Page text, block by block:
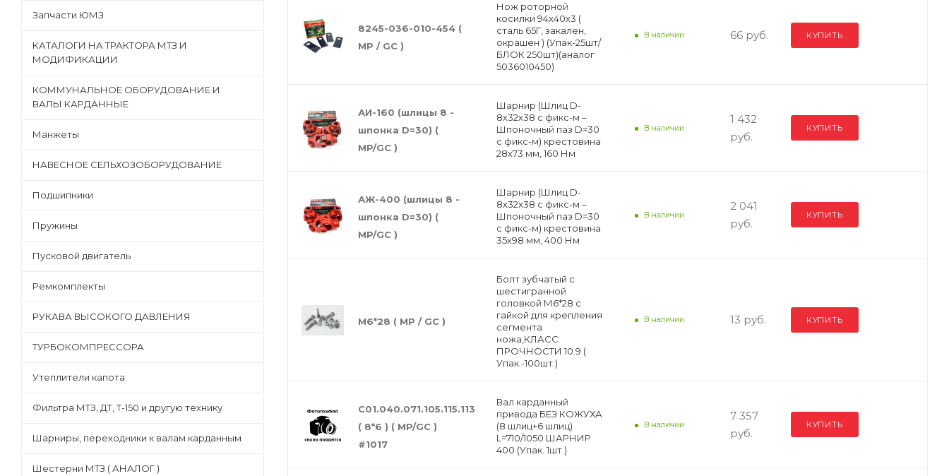
8245-036-010-454 (
MP / GC )
Нож роторной
косилки 94х40х3 (
сталь 65Г, закален,
окрашен ) (Упак-25шт/
БЛОК 250шт)(аналог
5036010450)
В наличии 66 руб. КУПИТЬ
АИ-160 (шлицы 8 -
шпонка D=30) (
MP/GC )
Шарнир (Шлиц D-
8х32х38 с фикс-м –
Шпоночный паз D=30
с фикс-м) крестовина
28х73 мм, 160 Нм
В наличии
1 432
руб.
КУПИТЬ
АЖ-400 (шлицы 8 -
шпонка D=30) (
MP/GC )
Шарнир (Шлиц D-
8х32х38 с фикс-м –
Шпоночный паз D=30
с фикс-м) крестовина
35х98 мм, 400 Нм
В наличии
2 041
руб.
КУПИТЬ
М6*28 ( МP / GC )
Болт зубчатый с
шестигранной
головкой М6*28 с
гайкой для крепления
сегмента
ножа,КЛАСС
ПРОЧНОСТИ 10.9 (
Упак.-100шт.)
В наличии 13 руб. КУПИТЬ
С01.040.071.105.115.113
( 8*6 ) ( MP/GC )
#1017
Вал карданный
привода БЕЗ КОЖУХА
(8 шлиц+6 шлиц)
L=710/1050 ШАРНИР
400 (Упак. 1шт.)
В наличии
7 357
руб.
КУПИТЬ
Запчасти ЮМЗ
КАТАЛОГИ НА ТРАКТОРА МТЗ И
МОДИФИКАЦИИ
КОММУНАЛЬНОЕ ОБОРУДОВАНИЕ И
ВАЛЫ КАРДАННЫЕ
Манжеты
НАВЕСНОЕ СЕЛЬХОЗОБОРУДОВАНИЕ
Подшипники
Пружины
Пусковой двигатель
Ремкомплекты
РУКАВА ВЫСОКОГО ДАВЛЕНИЯ
ТУРБОКОМПРЕССОРА
Утеплители капота
Фильтра МТЗ, ДТ, Т-150 и другую технику
Шарниры, переходники к валам карданным
Шестерни МТЗ ( АНАЛОГ )